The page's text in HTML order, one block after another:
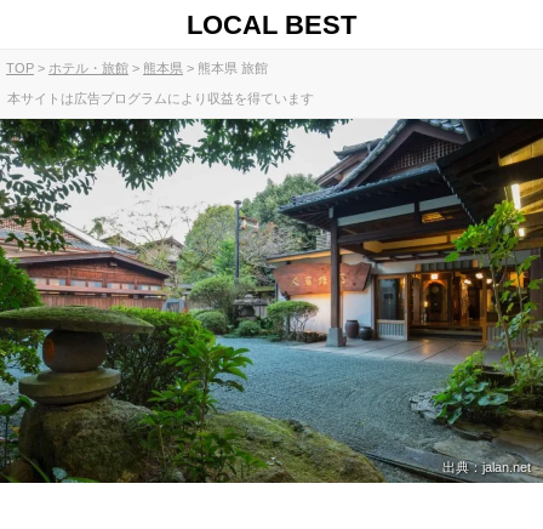
LOCAL BEST
TOP ホテル・旅館 熊本県 熊本県 旅館
本サイトは広告プログラムにより収益を得ています
出典：jalan.net